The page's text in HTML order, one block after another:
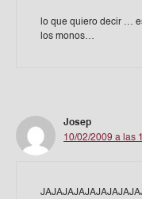
lo que quiero decir …
los monos…
Josep
10/02/2009 a las